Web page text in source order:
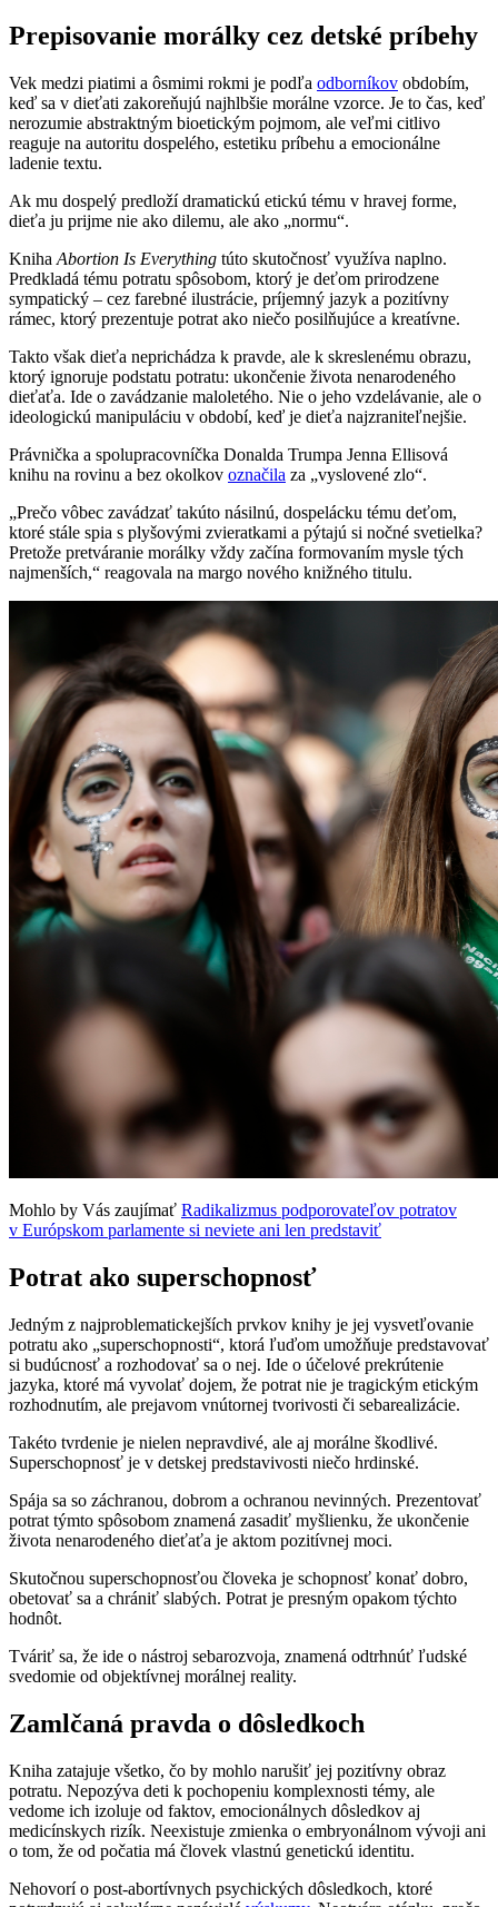
Prepisovanie morálky cez detské príbehy
Vek medzi piatimi a ôsmimi rokmi je podľa odborníkov obdobím,
keď sa v dieťati zakoreňujú najhlbšie morálne vzorce. Je to čas, keď
nerozumie abstraktným bioetickým pojmom, ale veľmi citlivo
reaguje na autoritu dospelého, estetiku príbehu a emocionálne
ladenie textu.
Ak mu dospelý predloží dramatickú etickú tému v hravej forme,
dieťa ju prijme nie ako dilemu, ale ako „normu“.
Kniha Abortion Is Everything túto skutočnosť využíva naplno.
Predkladá tému potratu spôsobom, ktorý je deťom prirodzene
sympatický – cez farebné ilustrácie, príjemný jazyk a pozitívny
rámec, ktorý prezentuje potrat ako niečo posilňujúce a kreatívne.
Takto však dieťa neprichádza k pravde, ale k skreslenému obrazu,
ktorý ignoruje podstatu potratu: ukončenie života nenarodeného
dieťaťa. Ide o zavádzanie maloletého. Nie o jeho vzdelávanie, ale o
ideologickú manipuláciu v období, keď je dieťa najzraniteľnejšie.
Právnička a spolupracovníčka Donalda Trumpa Jenna Ellisová
knihu na rovinu a bez okolkov označila za „vyslovené zlo“.
„Prečo vôbec zavádzať takúto násilnú, dospelácku tému deťom,
ktoré stále spia s plyšovými zvieratkami a pýtajú si nočné svetielka?
Pretože pretváranie morálky vždy začína formovaním mysle tých
najmenších,“ reagovala na margo nového knižného titulu.
Mohlo by Vás zaujímať Radikalizmus podporovateľov potratov
v Európskom parlamente si neviete ani len predstaviť
Potrat ako superschopnosť
Jedným z najproblematickejších prvkov knihy je jej vysvetľovanie
potratu ako „superschopnosti“, ktorá ľuďom umožňuje predstavovať
si budúcnosť a rozhodovať sa o nej. Ide o účelové prekrútenie
jazyka, ktoré má vyvolať dojem, že potrat nie je tragickým etickým
rozhodnutím, ale prejavom vnútornej tvorivosti či sebarealizácie.
Takéto tvrdenie je nielen nepravdivé, ale aj morálne škodlivé.
Superschopnosť je v detskej predstavivosti niečo hrdinské.
Spája sa so záchranou, dobrom a ochranou nevinných. Prezentovať
potrat týmto spôsobom znamená zasadiť myšlienku, že ukončenie
života nenarodeného dieťaťa je aktom pozitívnej moci.
Skutočnou superschopnosťou človeka je schopnosť konať dobro,
obetovať sa a chrániť slabých. Potrat je presným opakom týchto
hodnôt.
Tváriť sa, že ide o nástroj sebarozvoja, znamená odtrhnúť ľudské
svedomie od objektívnej morálnej reality.
Zamlčaná pravda o dôsledkoch
Kniha zatajuje všetko, čo by mohlo narušiť jej pozitívny obraz
potratu. Nepozýva deti k pochopeniu komplexnosti témy, ale
vedome ich izoluje od faktov, emocionálnych dôsledkov aj
medicínskych rizík. Neexistuje zmienka o embryonálnom vývoji ani
o tom, že od počatia má človek vlastnú genetickú identitu.
Nehovorí o post-abortívnych psychických dôsledkoch, ktoré